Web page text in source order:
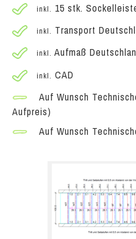
inkl. 15 stk.
inkl. Transport
inkl. Aufmaß
inkl. CAD
Auf Wunsch
Aufpreis)
Auf Wunsch